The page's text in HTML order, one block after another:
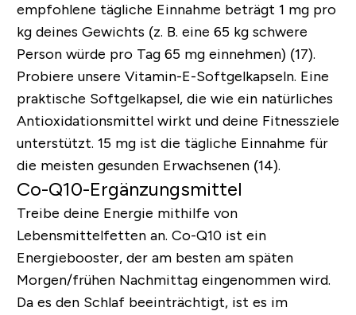
empfohlene tägliche Einnahme beträgt 1 mg pro
kg deines Gewichts (z. B. eine 65 kg schwere
Person würde pro Tag 65 mg einnehmen) (17).
Probiere unsere Vitamin-E-Softgelkapseln. Eine
praktische Softgelkapsel, die wie ein natürliches
Antioxidationsmittel wirkt und deine Fitnessziele
unterstützt. 15 mg ist die tägliche Einnahme für
die meisten gesunden Erwachsenen (14).
Co-Q10-Ergänzungsmittel
Treibe deine Energie mithilfe von
Lebensmittelfetten an. Co-Q10 ist ein
Energiebooster, der am besten am späten
Morgen/frühen Nachmittag eingenommen wird.
Da es den Schlaf beeinträchtigt, ist es im